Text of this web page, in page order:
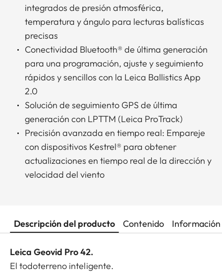
integrados de presión atmosférica,
temperatura y ángulo para lecturas balísticas
precisas
Conectividad Bluetooth® de última generación
para una programación, ajuste y seguimiento
rápidos y sencillos con la Leica Ballistics App
2.0
Solución de seguimiento GPS de última
generación con LPTTM (Leica ProTrack)
Precisión avanzada en tiempo real: Empareje
con dispositivos Kestrel® para obtener
actualizaciones en tiempo real de la dirección y
velocidad del viento
Descripción del producto Contenido
Leica Geovid Pro 42.
El todoterreno inteligente.